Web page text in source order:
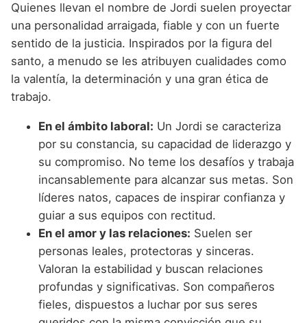
Quienes llevan el nombre de Jordi suelen proyectar
una personalidad arraigada, fiable y con un fuerte
sentido de la justicia. Inspirados por la figura del
santo, a menudo se les atribuyen cualidades como
la valentía, la determinación y una gran ética de
trabajo.
En el ámbito laboral: Un Jordi se caracteriza
por su constancia, su capacidad de liderazgo y
su compromiso. No teme los desafíos y trabaja
incansablemente para alcanzar sus metas. Son
líderes natos, capaces de inspirar confianza y
guiar a sus equipos con rectitud.
En el amor y las relaciones: Suelen ser
personas leales, protectoras y sinceras.
Valoran la estabilidad y buscan relaciones
profundas y significativas. Son compañeros
fieles, dispuestos a luchar por sus seres